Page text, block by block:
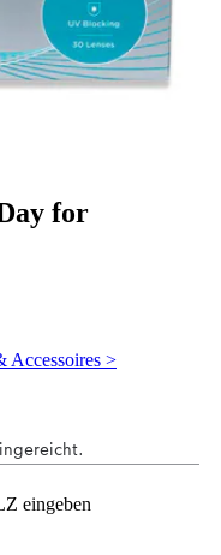
for
Accessoires >
eingeben